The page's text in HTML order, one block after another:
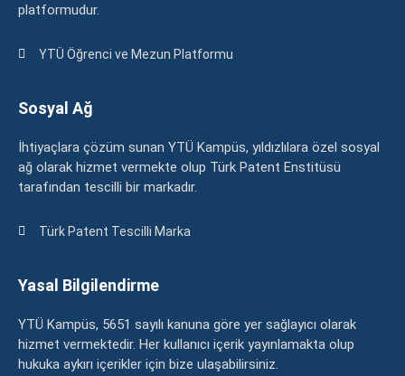
platformudur.
YTÜ Öğrenci ve Mezun Platformu
Sosyal Ağ
İhtiyaçlara çözüm sunan YTÜ Kampüs, yıldızlılara özel sosyal
ağ olarak hizmet vermekte olup Türk Patent Enstitüsü
tarafından tescilli bir markadır.
Türk Patent Tescilli Marka
Yasal Bilgilendirme
YTÜ Kampüs, 5651 sayılı kanuna göre yer sağlayıcı olarak
hizmet vermektedir. Her kullanıcı içerik yayınlamakta olup
hukuka aykırı içerikler için bize ulaşabilirsiniz.